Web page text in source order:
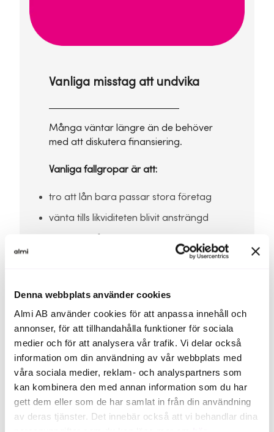
Denna webbplats använder cookies
Almi AB använder cookies för att anpassa innehåll och
annonser, för att tillhandahålla funktioner för sociala
medier och för att analysera vår trafik. Vi delar också
information om din användning av vår webbplats med
våra sociala medier, reklam- och analyspartners som
kan kombinera den med annan information som du har
gett dem eller som de har samlat in från din användning
av deras tjänster. Det innebär också att vi behandlar dina
Vanliga misstag att undvika
Många väntar längre än de behöver
med att diskutera finansiering.
Vanliga fallgropar är att:
tro att lån bara passar stora företag
vänta tills likviditeten blivit ansträngd
Sammanfattning